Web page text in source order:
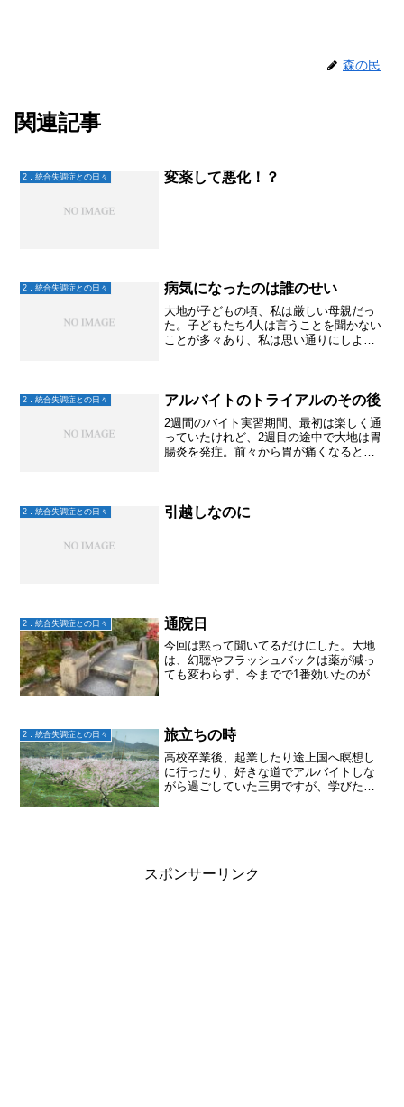
森の民
関連記事
2．統合失調症との日々 変薬して悪化！？
2．統合失調症との日々 病気になったのは誰のせい
大地が子どもの頃、私は厳しい母親だっ
た。子どもたち4人は言うことを聞かない
ことが多々あり、私は思い通りにしよう
ないけど。今の私ならも...
2．統合失調症との日々 アルバイトのトライアルのその後
2週間のバイト実習期間、最初は楽しく通
っていたけれど、2週目の途中で大地は胃
腸炎を発症。前々から胃が痛くなると言
炎の原因はなんだろ...
2．統合失調症との日々 引越しなのに
2．統合失調症との日々 通院日
今回は黙って聞いてるだけにした。大地
は、幻聴やフラッシュバックは薬が減っ
ても変わらず、今までで1番効いたのがリ
れたけれど、大地は「考...
2．統合失調症との日々 旅立ちの時
高校卒業後、起業したり途上国へ瞑想し
に行ったり、好きな道でアルバイトしな
がら過ごしていた三男ですが、学びたい
スポンサーリンク